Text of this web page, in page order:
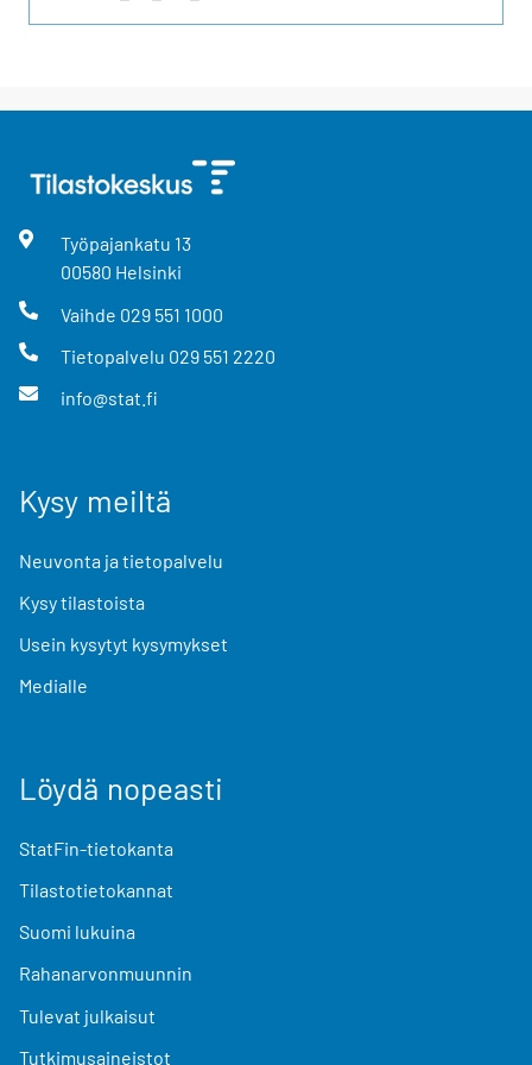
Työpajankatu 13
00580 Helsinki
Vaihde 029 551 1000
Tietopalvelu 029 551 2220
info@stat.fi
Kysy meiltä
Neuvonta ja tietopalvelu
Kysy tilastoista
Usein kysytyt kysymykset
Medialle
Löydä nopeasti
StatFin-tietokanta
Tilastotietokannat
Suomi lukuina
Rahanarvonmuunnin
Tulevat julkaisut
Tutkimusaineistot